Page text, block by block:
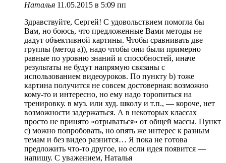
Наталья 11.05.2015 в 5:09 пп
Здравствуйте, Сергей! С удовольствием помогла бы
Вам, но боюсь, что предложенные Вами методы не
дадут объективной картины. Чтобы сравнивать две
группы (метод а)), надо чтобы они были примерно
равные по уровню знаний и способностей, иначе
результаты не будут напрямую связаны с
использованием видеоуроков. По пункту b) тоже
картина получится не совсем достоверная: возможно
кому-то и интересно, но ему надо торопиться на
тренировку. в муз. или худ. школу и т.п., — короче, нет
возможности задержаться. А в некоторых классах
просто не принято «отрываться» от общей массы. Пункт
с) можно попробовать, но опять же интерес к разным
темам и без видео разнится… Я пока не готова
предложить что-то другое, но если идея появится —
напишу. С уважением, Наталья